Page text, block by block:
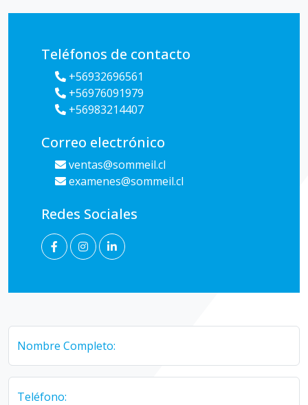
Teléfonos de contacto
+56932696561
+56976091979
+56983214407
Correo electrónico
ventas@sommeil.cl
examenes@sommeil.cl
Redes Sociales
Nombre Completo:
Teléfono: